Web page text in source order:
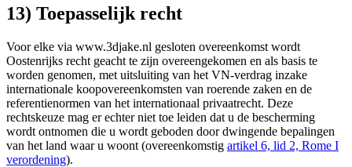
13) Toepasselijk recht
Voor elke via www.3djake.nl gesloten overeenkomst wordt
Oostenrijks recht geacht te zijn overeengekomen en als basis te
worden genomen, met uitsluiting van het VN-verdrag inzake
internationale koopovereenkomsten van roerende zaken en de
referentienormen van het internationaal privaatrecht. Deze
rechtskeuze mag er echter niet toe leiden dat u de bescherming
wordt ontnomen die u wordt geboden door dwingende bepalingen
van het land waar u woont (overeenkomstig artikel 6, lid 2, Rome I
verordening).